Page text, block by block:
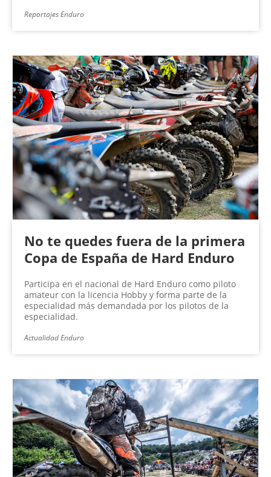
Reportajes Enduro
No te quedes fuera de la primera
Copa de España de Hard Enduro
Participa en el nacional de Hard Enduro como piloto
amateur con la licencia Hobby y forma parte de la
especialidad más demandada por los pilotos de la
especialidad.
Actualidad Enduro